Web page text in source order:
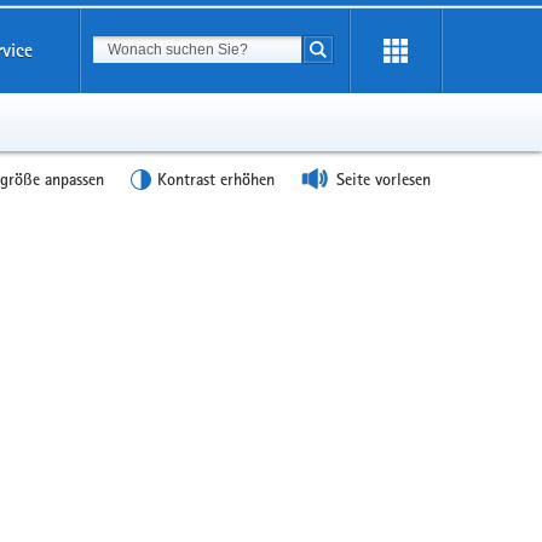
Suchbegriff
Suche starten
anpassen Kontrast erhöhen Seite vorlesen